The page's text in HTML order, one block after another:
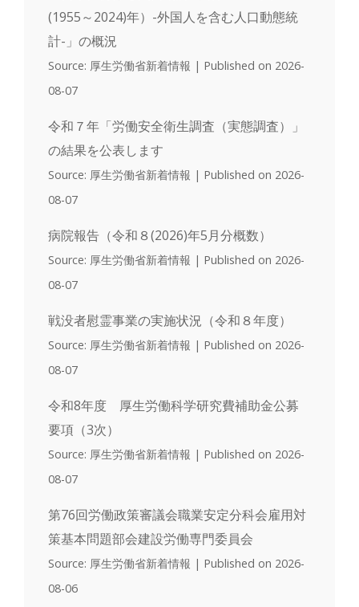
(1955～2024)年）-外国人を含む人口動態統
計-」の概況
Source: 厚生労働省新着情報
Published on 2026-
08-07
令和７年「労働安全衛生調査（実態調査）」
の結果を公表します
Source: 厚生労働省新着情報
Published on 2026-
08-07
病院報告（令和８(2026)年5月分概数）
Source: 厚生労働省新着情報
Published on 2026-
08-07
戦没者慰霊事業の実施状況（令和８年度）
Source: 厚生労働省新着情報
Published on 2026-
08-07
令和8年度 厚生労働科学研究費補助金公募
要項（3次）
Source: 厚生労働省新着情報
Published on 2026-
08-07
第76回労働政策審議会職業安定分科会雇用対
策基本問題部会建設労働専門委員会
Source: 厚生労働省新着情報
Published on 2026-
08-06